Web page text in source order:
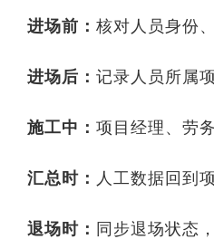
进场前： 核对人员身份
进场后： 记录人员所属
施工中： 项目经理、劳
汇总时： 人工数据回到
退场时： 同步退场状态